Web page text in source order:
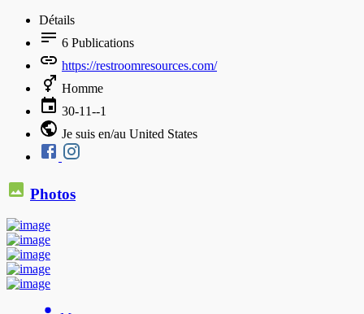
Détails
6 Publications
https://restroomresources.com/
Homme
30-11--1
Je suis en/au United States
Photos